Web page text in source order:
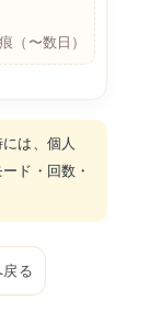
（〜数日）
は、個人
ド・回数・
る